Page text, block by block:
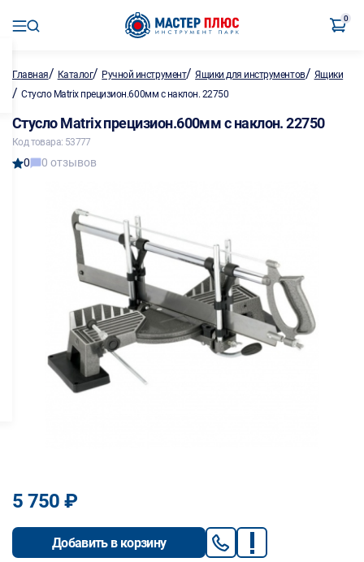
0
Главная/ Каталог/ Ручной инструмент/Ящики для инструментов/ Ящики
/ Стусло Matrix прецизион.600мм с наклон. 22750
Стусло Matrix прецизион.600мм с наклон. 22750
Код товара: 53777
0 0 отзывов
5 750 ₽
Добавить в корзину